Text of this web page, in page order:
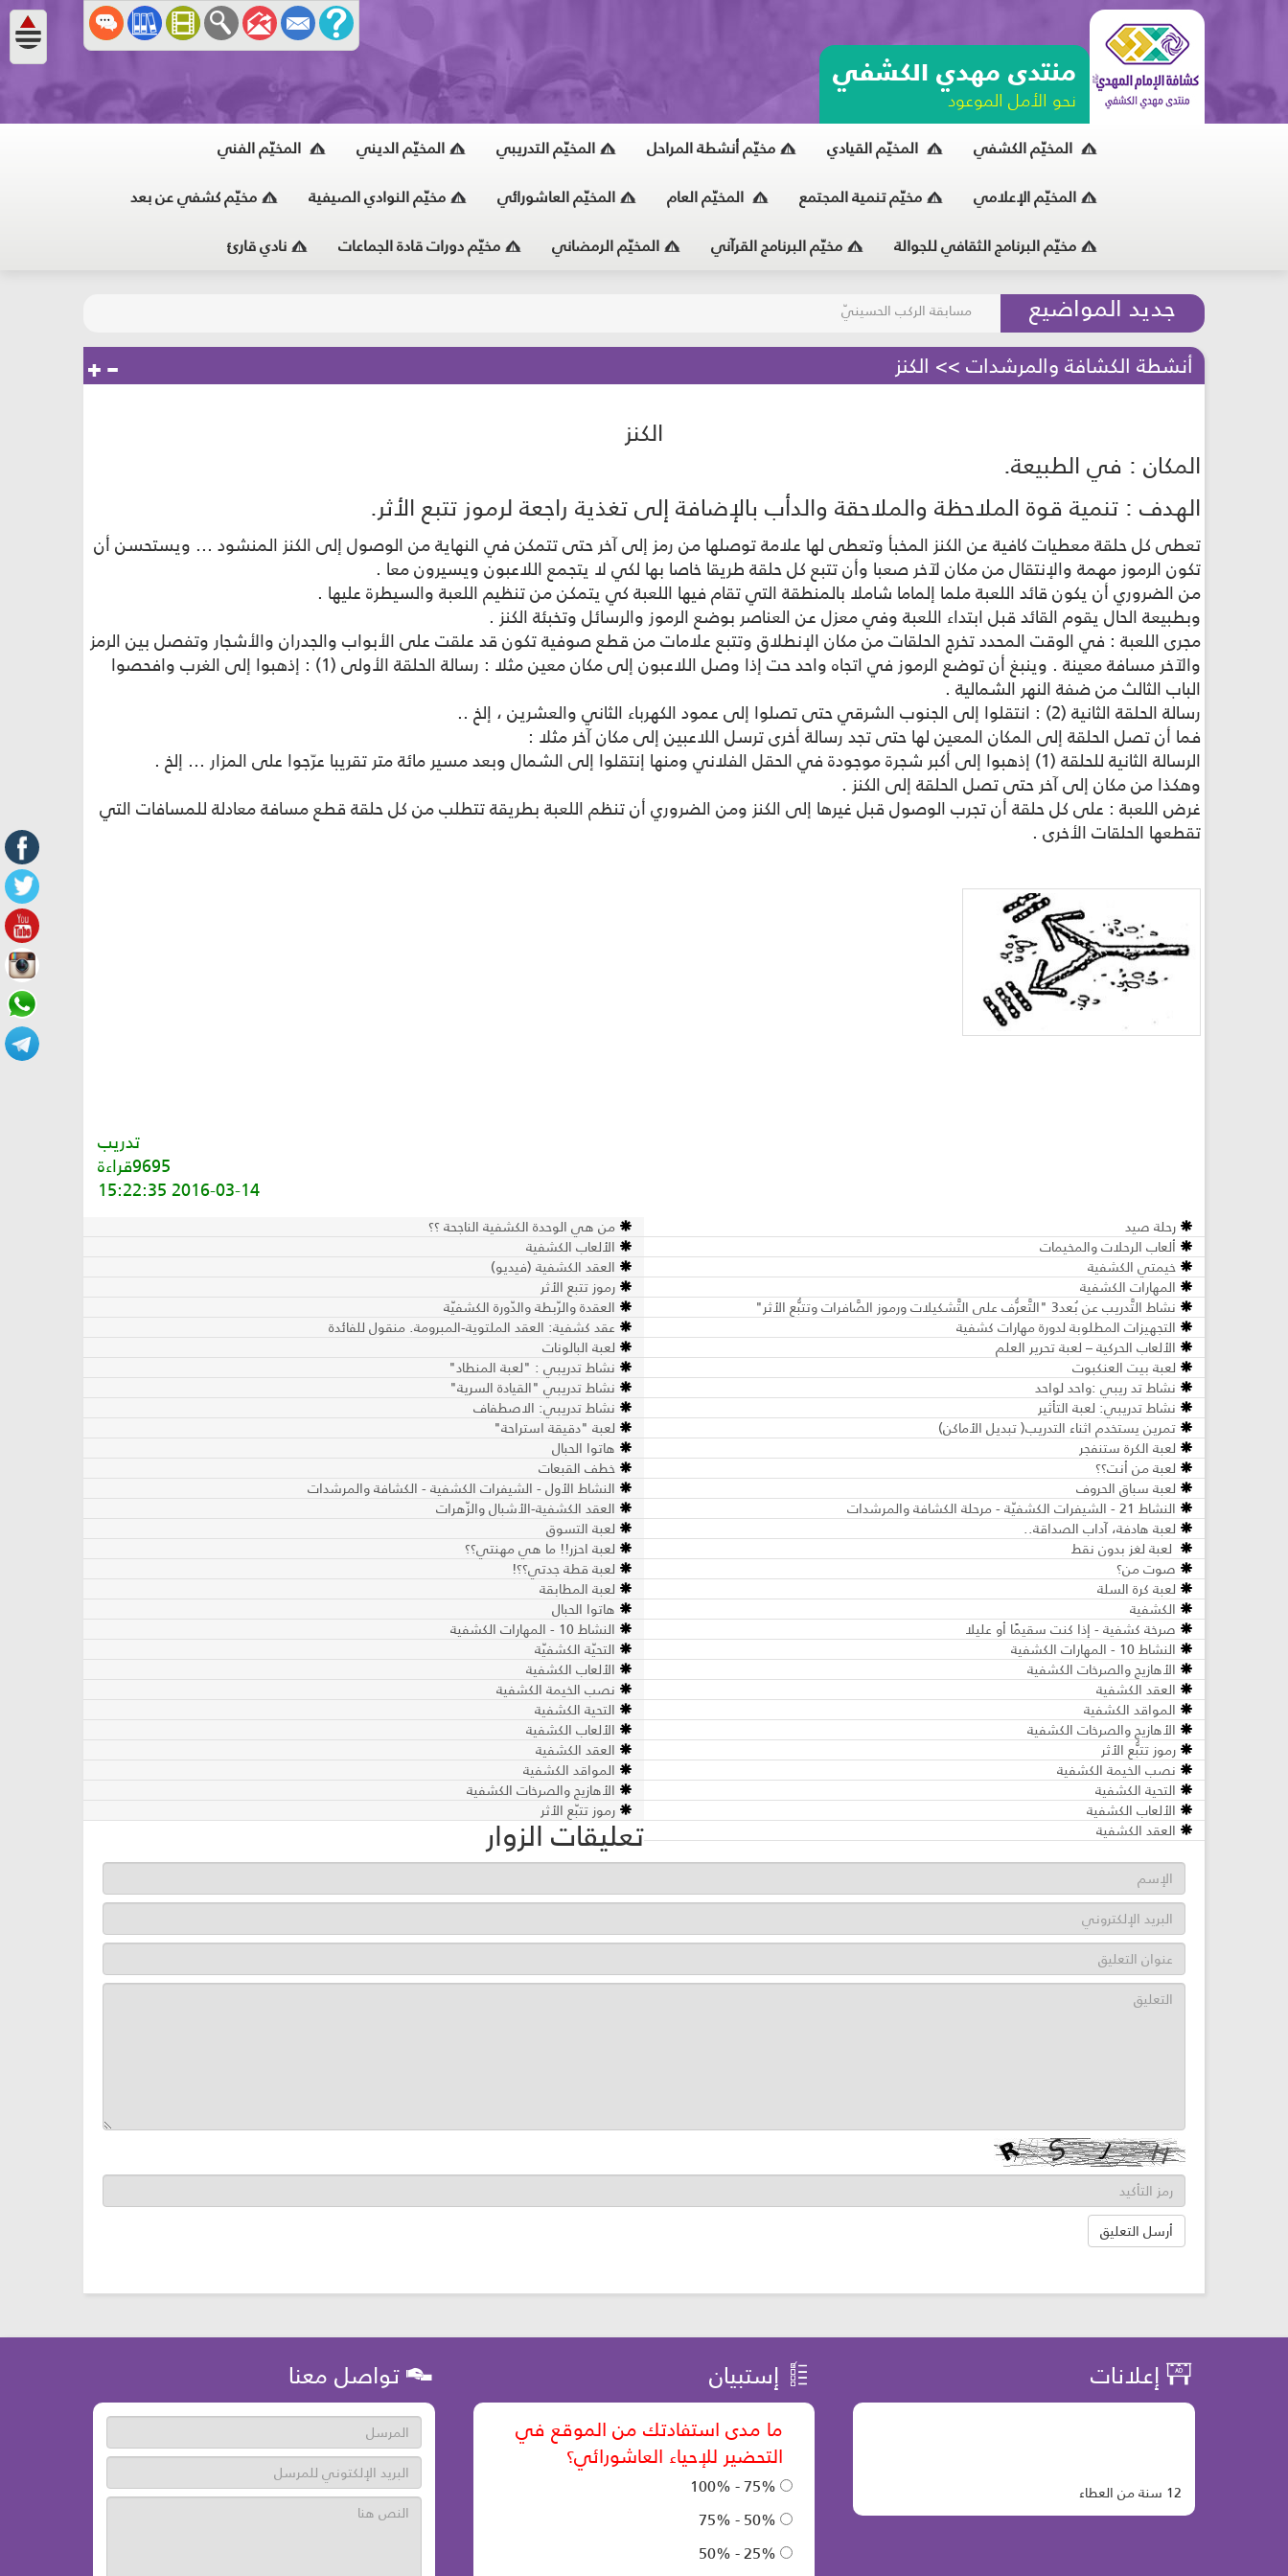
منتدى مهدي الكشفي
نحو الأمل الموعود
المخيّم الكشفي المخيّم القيادي مخيّم أنشطة المراحل المخيّم التدريبي المخيّم الديني المخيّم الفني
المخيّم الإعلامي مخيّم تنمية المجتمع المخيّم العام المخيّم العاشورائي مخيّم النوادي الصيفية مخيّم كشفي عن بعد
مخيّم البرنامج الثقافي للجوالة مخيّم البرنامج القرآني المخيّم الرمضاني مخيّم دورات قادة الجماعات نادي قارئ
جديد المواضيع
مسابقة الركب الحسينيّ
المحافظة على البيئة
أنشطة الكشافة والمرشدات >> الكنز
الكنز
المكان : في الطبيعة.
الهدف : تنمية قوة الملاحظة والملاحقة والدأب بالإضافة إلى تغذية راجعة لرموز تتبع الأثر.
تعطى كل حلقة معطيات كافية عن الكنز المخبأ وتعطى لها علامة توصلها من رمز إلى آخر حتى تتمكن في النهاية من الوصول إلى الكنز المنشود ... ويستحسن أن
تكون الرموز مهمة والإنتقال من مكان لآخر صعبا وأن تتبع كل حلقة طريقا خاصا بها لكي لا يتجمع اللاعبون ويسيرون معا .
من الضروري أن يكون قائد اللعبة ملما إلماما شاملا بالمنطقة التي تقام فيها اللعبة كي يتمكن من تنظيم اللعبة والسيطرة عليها .
وبطبيعة الحال يقوم القائد قبل ابتداء اللعبة وفي معزل عن العناصر بوضع الرموز والرسائل وتخبئة الكنز .
مجرى اللعبة : في الوقت المحدد تخرج الحلقات من مكان الإنطلاق وتتبع علامات من قطع صوفية تكون قد علقت على الأبواب والجدران والأشجار وتفصل بين الرمز
والآخر مسافة معينة . وينبغ أن توضع الرموز في اتجاه واحد حت إذا وصل اللاعبون إلى مكان معين مثلا : رسالة الحلقة الأولى (1) : إذهبوا إلى الغرب وافحصوا
الباب الثالث من ضفة النهر الشمالية .
رسالة الحلقة الثانية (2) : انتقلوا إلى الجنوب الشرقي حتى تصلوا إلى عمود الكهرباء الثاني والعشرين ، إلخ ..
فما أن تصل الحلقة إلى المكان المعين لها حتى تجد رسالة أخرى ترسل اللاعبين إلى مكان آخر مثلا :
الرسالة الثانية للحلقة (1) إذهبوا إلى أكبر شجرة موجودة في الحقل الفلاني ومنها إنتقلوا إلى الشمال وبعد مسير مائة متر تقريبا عرّجوا على المزار ... إلخ .
وهكذا من مكان إلى آخر حتى تصل الحلقة إلى الكنز .
غرض اللعبة : على كل حلقة أن تجرب الوصول قبل غيرها إلى الكنز ومن الضروري أن تنظم اللعبة بطريقة تتطلب من كل حلقة قطع مسافة معادلة للمسافات التي
تقطعها الحلقات الأخرى .
تدريب
9695قراءة
2016-03-14 15:22:35
رحلة صيد
من هي الوحدة الكشفية الناجحة ؟؟
ألعاب الرحلات والمخيمات
الألعاب الكشفية
خيمتي الكشفية
العقد الكشفية (فيديو)
المهارات الكشفية
رموز تتبع الأثر
نشاط التَّدريب عن بُعد3 "التَّعرُّف على التَّشكيلات ورموز الصَّافرات وتتبُّع الأثر"
العقدة والرّبطة والدّورة الكشفيّة
التجهيزات المطلوبة لدورة مهارات كشفية
عقد كشفية: العقد الملتوية-المبرومة. منقول للفائدة
الألعاب الحركية – لعبة تحرير العلم
لعبة البالونات
لعبة بيت العنكبوت
نشاط تدريبي : "لعبة المنطاد"
نشاط تد ريبي :واحد لواحد
نشاط تدريبي "القيادة السرية"
نشاط تدريبي: لعبة التأثير
نشاط تدريبي: الاصطفاف
تمرين يستخدم اثناء التدريب( تبديل الأماكن)
لعبة "دقيقة استراحة"
لعبة الكرة ستنفجر
هاتوا الحبال
لعبة من أنت؟؟
خطف القبعات
لعبة سباق الحروف
النشاط الأول - الشيفرات الكشفية - الكشافة والمرشدات
النشاط 21 - الشيفرات الكشفيّة - مرحلة الكشافة والمرشدات
العقد الكشفية-الأشبال والزّهرات
لعبة هادفة، آداب الصداقة..
لعبة التسوق
لعبة لغز بدون نقط
لعبة احزر!! ما هي مهنتي؟؟
صوت من؟
لعبة قطة جدتي؟؟!
لعبة كرة السلة
لعبة المطابقة
الكشفية
هاتوا الحبال
صرخة كشفية - إذا كنت سقيمًا أو عليلا
النشاط 10 - المهارات الكشفية
النشاط 10 - المهارات الكشفية
التحيّة الكشفيّة
الأهازيج والصرخات الكشفية
الألعاب الكشفية
العقد الكشفية
نصب الخيمة الكشفية
المواقد الكشفية
التحية الكشفية
الأهازيج والصرخات الكشفية
الألعاب الكشفية
رموز تتبُّع الأثر
العقد الكشفية
نصب الخيمة الكشفية
المواقد الكشفية
التحية الكشفية
الأهازيج والصرخات الكشفية
الألعاب الكشفية
رموز تتبّع الأثر
العقد الكشفية
تعليقات الزوار
إعلانات
12 سنة من العطاء
إستبيان تواصل معنا